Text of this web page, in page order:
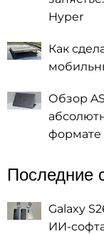
Hyper
Как
Обзор
формате
Последние
Galaxy
ИИ-